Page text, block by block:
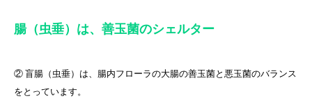
腸（虫垂）は、善玉菌のシェルター
② 盲腸（虫垂）は、腸内フローラの大腸の善玉菌と悪玉菌のバランス
をとっています。